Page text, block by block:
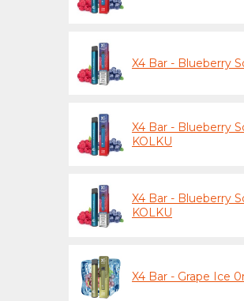
X4 Bar - Blueberry
X4 Bar - Blueberry
KOLKU
X4 Bar - Blueberry
KOLKU
X4 Bar - Grape Ice